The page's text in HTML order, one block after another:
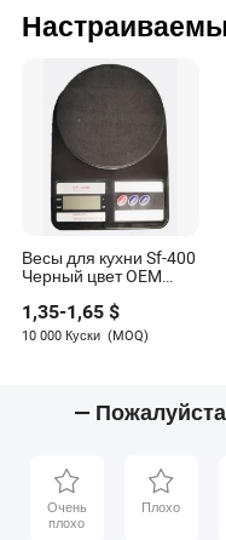
для инструкций по
Зейн Хаммонд —
глубокими знаниями
специализируется
соответствуют ли
таким как ISO,
Весы для кухни Sf-400
Черный цвет OEM
разные цвета
1,35-1,65 $
10 000 Куски (MOQ)
—
Очень
плохо
Плохо